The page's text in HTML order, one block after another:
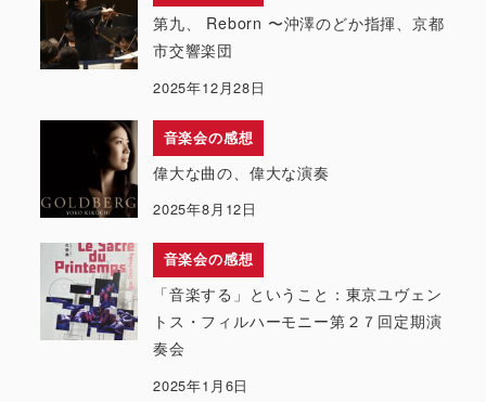
第九、 Reborn 〜沖澤のどか指揮、京都
市交響楽団
2025年12月28日
音楽会の感想
偉大な曲の、偉大な演奏
2025年8月12日
音楽会の感想
「音楽する」ということ：東京ユヴェン
トス・フィルハーモニー第２７回定期演
奏会
2025年1月6日